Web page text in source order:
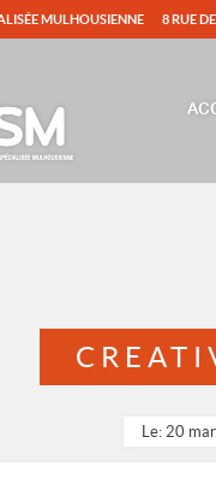
MULHOUSIENNE 8 RUE
Le: 20